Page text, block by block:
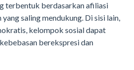
terbentuk berdasarkan afiliasi
saling mendukung. Di sisi lain,
kelompok sosial dapat
berekspresi dan